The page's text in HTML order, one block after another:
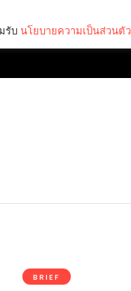
BRIEF
รับ นโยบายความเป็นส่วนตัว